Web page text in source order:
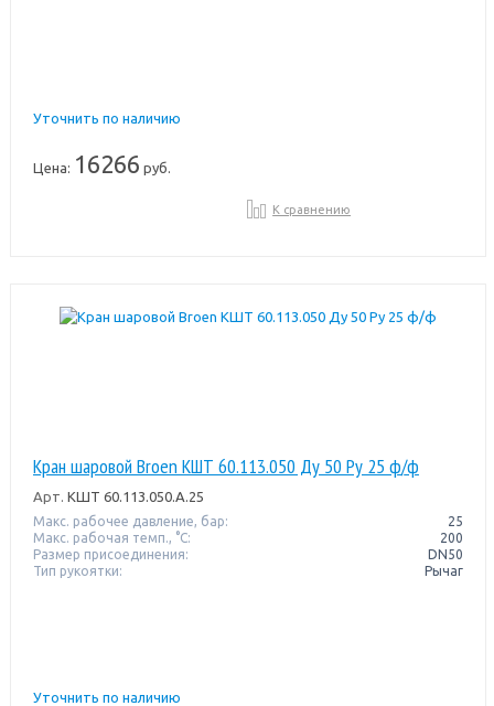
Уточнить по наличию
Цена: 16266 руб.
К сравнению
Кран шаровой Broen КШТ 60.113.050 Ду 50 Ру 25 ф/ф
Арт. КШТ 60.113.050.А.25
Макс. рабочее давление, бар:
25
Макс. рабочая темп., °С:
200
Размер присоединения:
DN50
Тип рукоятки:
Рычаг
Уточнить по наличию